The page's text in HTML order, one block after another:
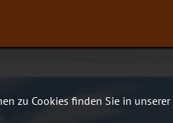
zu Cookies finden Sie in unserer